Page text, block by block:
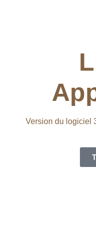
Version du logiciel